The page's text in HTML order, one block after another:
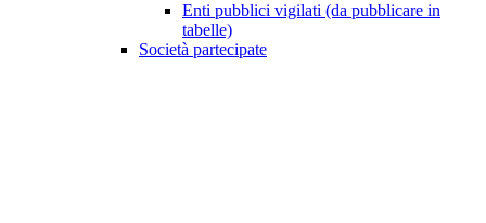
Enti pubblici vigilati (da pubblicare in
tabelle)
Società partecipate